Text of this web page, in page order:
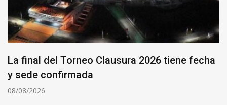
La final del Torneo Clausura 2026 tiene fecha
y sede confirmada
08/08/2026